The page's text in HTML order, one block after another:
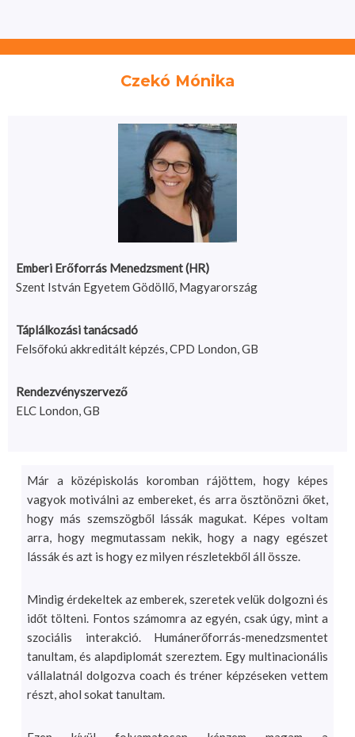
Czekó Mónika
Emberi Erőforrás Menedzsment (HR)
Szent István Egyetem Gödöllő, Magyarország
Táplálkozási tanácsadó
Felsőfokú akkreditált képzés, CPD London, GB
Rendezvényszervező
ELC London, GB
Már a középiskolás koromban rájöttem, hogy képes
vagyok motiválni az embereket, és arra ösztönözni őket,
hogy más szemszögből lássák magukat. Képes voltam
arra, hogy megmutassam nekik, hogy a nagy egészet
lássák és azt is hogy ez milyen részletekből áll össze.
Mindig érdekeltek az emberek, szeretek velük dolgozni és
időt tölteni. Fontos számomra az egyén, csak úgy, mint a
szociális interakció. Humánerőforrás-menedzsmentet
tanultam, és alapdiplomát szereztem. Egy multinacionális
vállalatnál dolgozva coach és tréner képzéseken vettem
részt, ahol sokat tanultam.